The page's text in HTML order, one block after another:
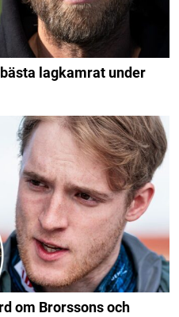
lagkamrat under
om Brorssons och